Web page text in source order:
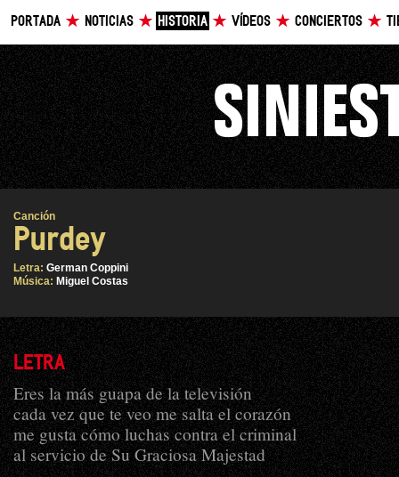
PORTADA NOTICIAS HISTORIA VÍDEOS CONCIERTOS
Canción
Purdey
Letra: German Coppini
Música: Miguel Costas
LETRA
Eres la más guapa de la televisión
cada vez que te veo me salta el corazón
me gusta cómo luchas contra el criminal
al servicio de Su Graciosa Majestad